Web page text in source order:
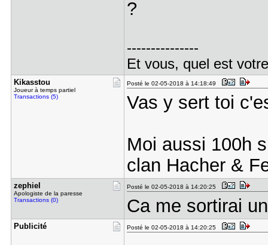
?
---------------
Et vous, quel est
Kikasstou
Joueur à temps partiel
Transactions (5)
Posté le 02-05-2018 à 14:18:49
Vas y sert toi
Moi aussi 100h
clan Hacher &
zephiel
Apologiste de la paresse
Transactions (0)
Posté le 02-05-2018 à 14:20:25
Ca me sortirai
Publicité Posté le 02-05-2018 à 14:20:25